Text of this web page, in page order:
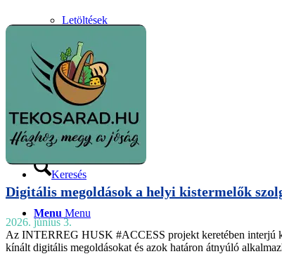
Letöltések
Magyar
English
Slovenčina
Keresés
Menu Menu
Digitális megoldások a helyi kistermelők
2026. június 3.
Az INTERREG HUSK #ACCESS projekt keretében interjú
kínált digitális megoldásokat és azok határon átnyúló